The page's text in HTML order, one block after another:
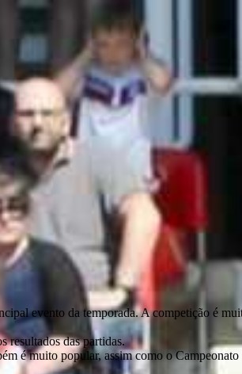
evento da temporada. A competição é
resultados das partidas.
é muito popular, assim como o Campeonato